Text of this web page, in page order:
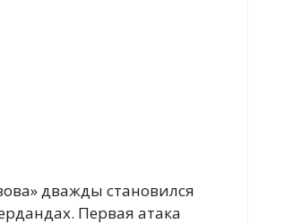
дважды становился
Первая атака